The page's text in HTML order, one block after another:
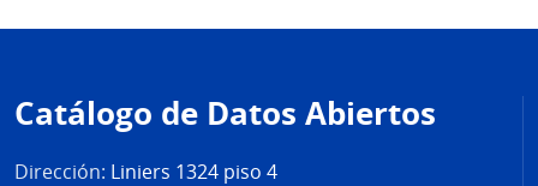
de
página
Catálogo de Datos Abiertos
Dirección: Liniers 1324 piso 4